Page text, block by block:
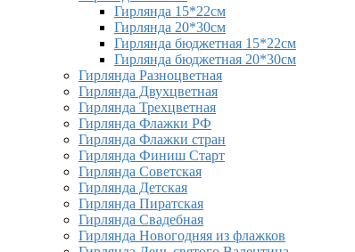
Гирлянда 15*22см
Гирлянда 20*30см
Гирлянда бюджетная 15*22см
Гирлянда бюджетная 20*30см
Гирлянда Разноцветная
Гирлянда Двухцветная
Гирлянда Трехцветная
Гирлянда Флажки РФ
Гирлянда Флажки стран
Гирлянда Финиш Старт
Гирлянда Советская
Гирлянда Детская
Гирлянда Пиратская
Гирлянда Свадебная
Гирлянда Новогодняя из флажков